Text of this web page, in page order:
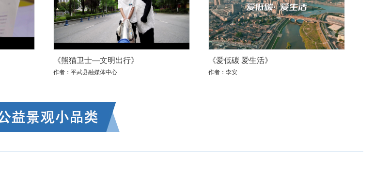
《熊猫卫士—文明出行》
作者：平武县融媒体中心
《爱低碳 爱生活》
作者：李安